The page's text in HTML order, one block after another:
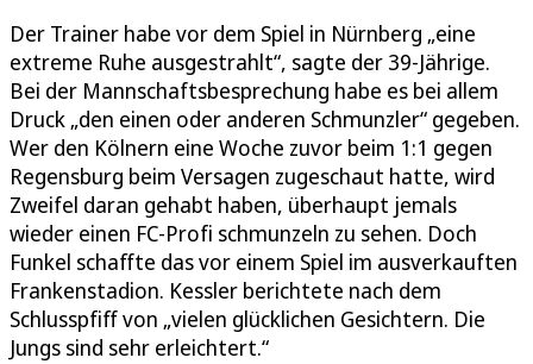
Der Trainer habe vor dem Spiel in Nürnberg „eine
extreme Ruhe ausgestrahlt“, sagte der 39-Jährige.
Bei der Mannschaftsbesprechung habe es bei allem
Druck „den einen oder anderen Schmunzler“ gegeben.
Wer den Kölnern eine Woche zuvor beim 1:1 gegen
Regensburg beim Versagen zugeschaut hatte, wird
Zweifel daran gehabt haben, überhaupt jemals
wieder einen FC-Profi schmunzeln zu sehen. Doch
Funkel schaffte das vor einem Spiel im ausverkauften
Frankenstadion. Kessler berichtete nach dem
Schlusspfiff von „vielen glücklichen Gesichtern. Die
Jungs sind sehr erleichtert.“